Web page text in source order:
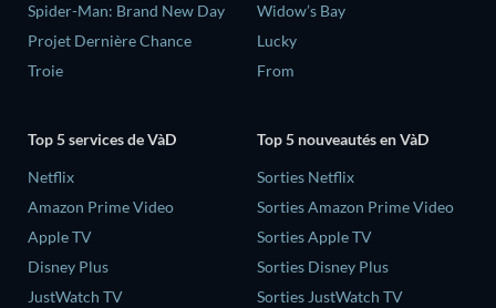
Spider-Man: Brand New Day
Projet Dernière Chance
Troie
Widow’s Bay
Lucky
From
Top 5 services de VàD
Netflix
Amazon Prime Video
Apple TV
Disney Plus
JustWatch TV
Top 5 nouveautés en VàD
Sorties Netflix
Sorties Amazon Prime Video
Sorties Apple TV
Sorties Disney Plus
Sorties JustWatch TV